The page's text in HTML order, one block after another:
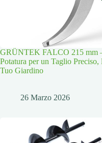
GRÜNTEK FALCO 215 mm
Potatura per un Taglio Preciso,
Tuo Giardino
26 Marzo 2026